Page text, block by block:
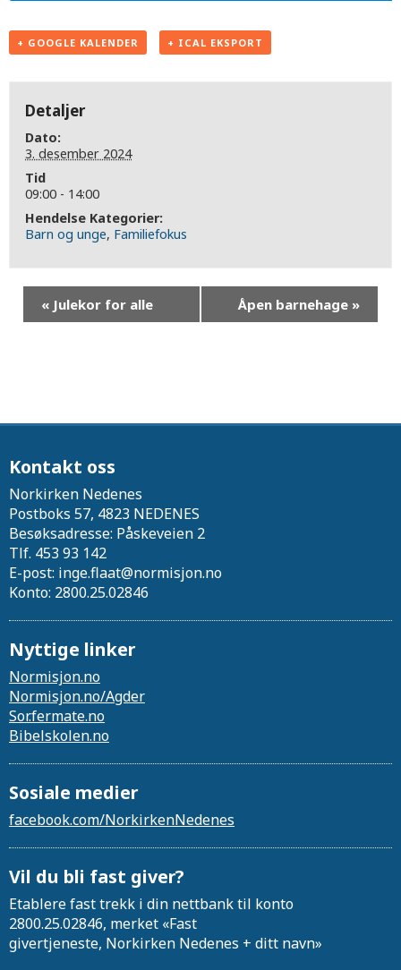
+ GOOGLE KALENDER + ICAL EKSPORT
Detaljer
Dato:
3. desember 2024
Tid
09:00 - 14:00
Hendelse Kategorier:
Barn og unge, Familiefokus
« Julekor for alle Åpen barnehage »
Kontakt oss
Norkirken Nedenes
Postboks 57, 4823 NEDENES
Besøksadresse: Påskeveien 2
Tlf. 453 93 142
E-post: inge.flaat@normisjon.no
Konto: 2800.25.02846
Nyttige linker
Normisjon.no
Normisjon.no/Agder
Sor.fermate.no
Bibelskolen.no
Sosiale medier
facebook.com/NorkirkenNedenes
Vil du bli fast giver?
Etablere fast trekk i din nettbank til konto
2800.25.02846, merket «Fast
givertjeneste, Norkirken Nedenes + ditt navn»